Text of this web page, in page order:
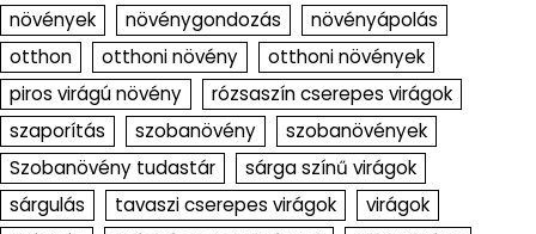
növények növénygondozás
növényápolás
otthon
otthoni növény
otthoni növények
piros virágú növény
rózsaszín cserepes virágok
szaporítás
szobanövény
szobanövények
Szobanövény tudastár
sárga színű virágok
sárgulás
tavaszi cserepes virágok
virágok